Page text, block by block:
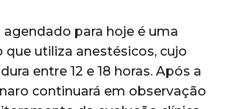
para hoje é uma
que utiliza anestésicos, cujo
entre 12 e 18 horas. Após a
continuará em observação